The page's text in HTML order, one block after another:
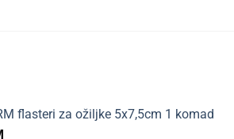
flasteri za ožiljke 5x7,5cm 1 komad